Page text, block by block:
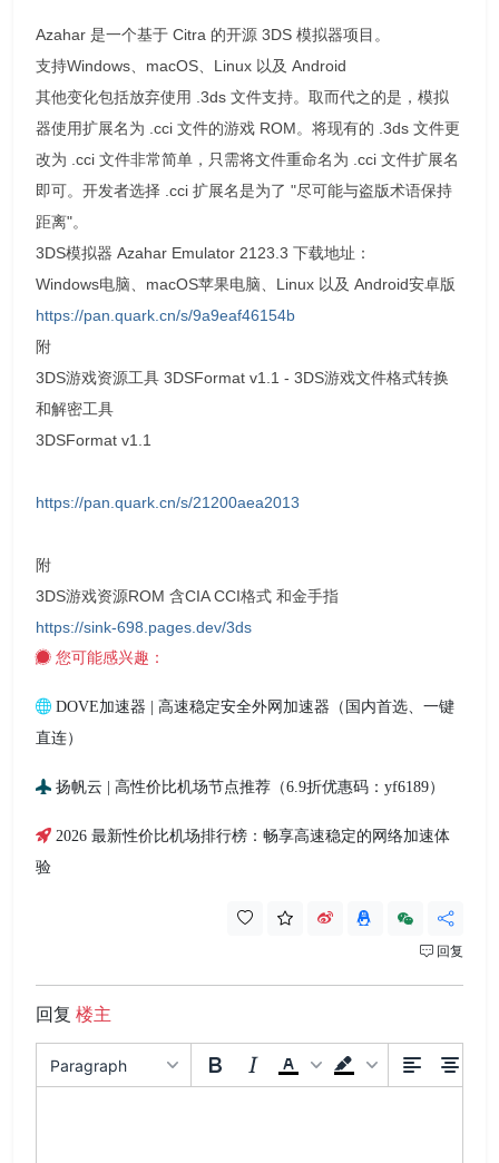
Azahar 是一个基于 Citra 的开源 3DS 模拟器项目。
支持Windows、macOS、Linux 以及 Android
其他变化包括放弃使用 .3ds 文件支持。取而代之的是，模拟
器使用扩展名为 .cci 文件的游戏 ROM。将现有的 .3ds 文件更
改为 .cci 文件非常简单，只需将文件重命名为 .cci 文件扩展名
即可。开发者选择 .cci 扩展名是为了 "尽可能与盗版术语保持
距离"。
3DS模拟器 Azahar Emulator 2123.3 下载地址：
Windows电脑、macOS苹果电脑、Linux 以及 Android安卓版
https://pan.quark.cn/s/9a9eaf46154b
附
3DS游戏资源工具 3DSFormat v1.1 - 3DS游戏文件格式转换
和解密工具
3DSFormat v1.1
https://pan.quark.cn/s/21200aea2013
附
3DS游戏资源ROM 含CIA CCI格式 和金手指
https://sink-698.pages.dev/3ds
您可能感兴趣：
DOVE加速器 | 高速稳定安全外网加速器（国内首选、一键
直连）
扬帆云 | 高性价比机场节点推荐（6.9折优惠码：yf6189）
2026 最新性价比机场排行榜：畅享高速稳定的网络加速体
验
回复
回复 楼主
Paragraph